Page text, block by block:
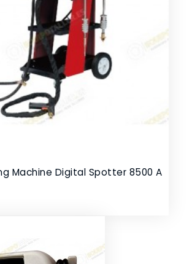
Machine Digital Spotter 8500 A